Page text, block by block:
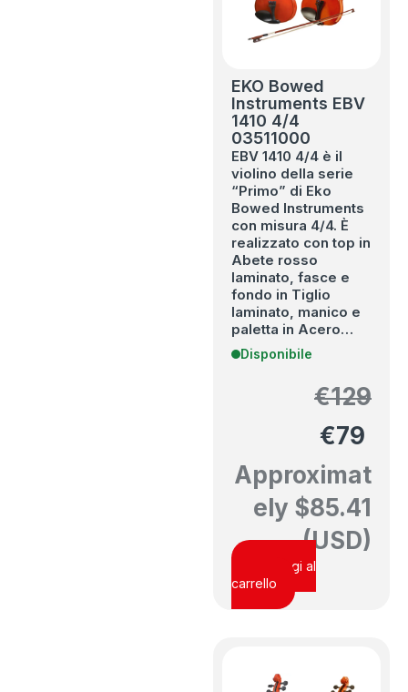
EKO Bowed
Instruments EBV
1410 4/4
03511000
EBV 1410 4/4 è il
violino della serie
“Primo” di Eko
Bowed Instruments
con misura 4/4. È
realizzato con top in
Abete rosso
laminato, fasce e
fondo in Tiglio
laminato, manico e
paletta in Acero…
Disponibile
€129
€79
Approximat
ely $85.41
(USD)
Aggiungi al
carrello